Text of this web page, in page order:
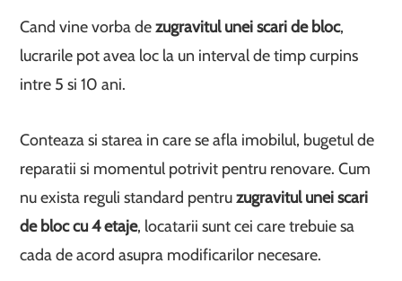
Cand vine vorba dezugravitul unei scari de bloc,
lucrarile pot avea loc la un interval de timp curpins
intre 5 si 10 ani.
Conteaza si starea in care se afla imobilul, bugetul de
reparatii si momentul potrivit pentru renovare. Cum
nu exista reguli standard pentruzugravitul unei scari
de bloc cu 4 etaje, locatarii sunt cei care trebuie sa
cada de acord asupra modificarilor necesare.